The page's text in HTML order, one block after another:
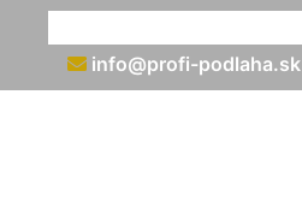
info@profi-podlaha.sk